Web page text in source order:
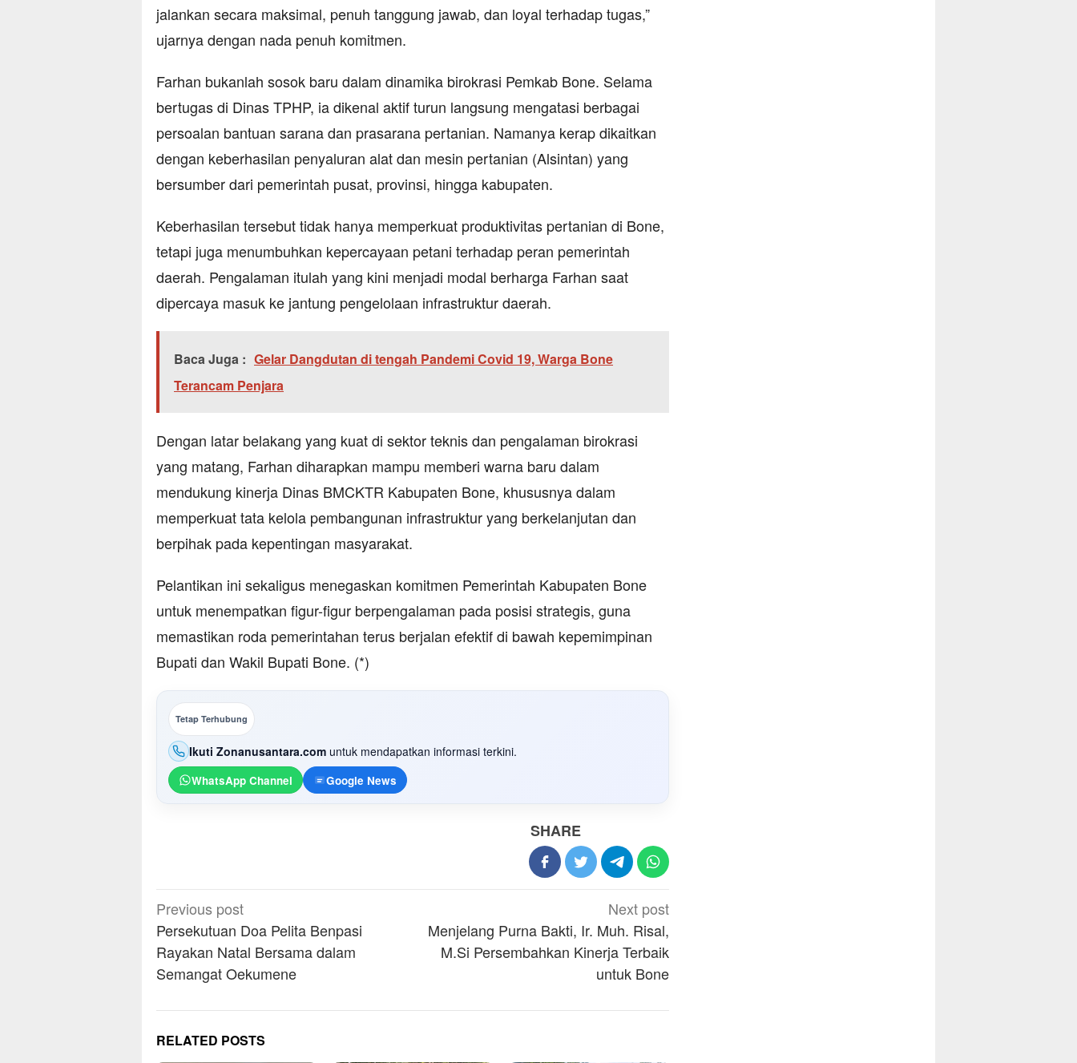
jalankan secara maksimal, penuh tanggung jawab, dan loyal terhadap tugas,”
ujarnya dengan nada penuh komitmen.
Farhan bukanlah sosok baru dalam dinamika birokrasi Pemkab Bone. Selama
bertugas di Dinas TPHP, ia dikenal aktif turun langsung mengatasi berbagai
persoalan bantuan sarana dan prasarana pertanian. Namanya kerap dikaitkan
dengan keberhasilan penyaluran alat dan mesin pertanian (Alsintan) yang
bersumber dari pemerintah pusat, provinsi, hingga kabupaten.
Keberhasilan tersebut tidak hanya memperkuat produktivitas pertanian di Bone,
tetapi juga menumbuhkan kepercayaan petani terhadap peran pemerintah
daerah. Pengalaman itulah yang kini menjadi modal berharga Farhan saat
dipercaya masuk ke jantung pengelolaan infrastruktur daerah.
Baca Juga : Gelar Dangdutan di tengah Pandemi Covid 19, Warga Bone
Terancam Penjara
Dengan latar belakang yang kuat di sektor teknis dan pengalaman birokrasi
yang matang, Farhan diharapkan mampu memberi warna baru dalam
mendukung kinerja Dinas BMCKTR Kabupaten Bone, khususnya dalam
memperkuat tata kelola pembangunan infrastruktur yang berkelanjutan dan
berpihak pada kepentingan masyarakat.
Pelantikan ini sekaligus menegaskan komitmen Pemerintah Kabupaten Bone
untuk menempatkan figur-figur berpengalaman pada posisi strategis, guna
memastikan roda pemerintahan terus berjalan efektif di bawah kepemimpinan
Bupati dan Wakil Bupati Bone. (*)
Tetap Terhubung
Ikuti Zonanusantara.com untuk mendapatkan informasi terkini.
WhatsApp Channel Google News
SHARE
Post
navigation
Previous post
Persekutuan Doa Pelita Benpasi
Rayakan Natal Bersama dalam
Semangat Oekumene
Next post
Menjelang Purna Bakti, Ir. Muh. Risal,
M.Si Persembahkan Kinerja Terbaik
untuk Bone
RELATED POSTS